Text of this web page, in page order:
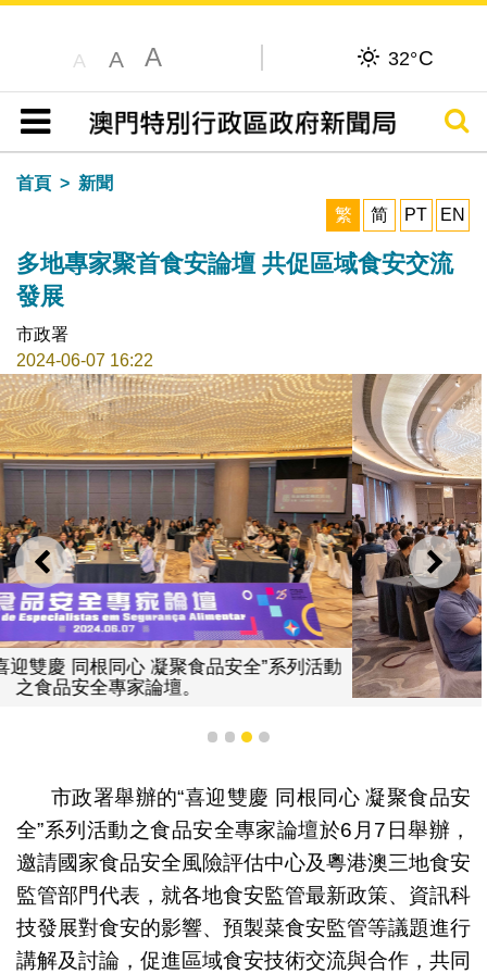
A A A 32°C
目錄
搜尋
首頁
新聞
繁
简 PT EN
多地專家聚首食安論壇 共促區域食安交流
發展
市政署
2024-06-07 16:22
上一則 下一
之食品安全專家論壇。
1 2 3 4
市政署舉辦的“喜迎雙慶 同根同心 凝聚食品安
全”系列活動之食品安全專家論壇於6月7日舉辦，
邀請國家食品安全風險評估中心及粵港澳三地食安
監管部門代表，就各地食安監管最新政策、資訊科
技發展對食安的影響、預製菜食安監管等議題進行
講解及討論，促進區域食安技術交流與合作，共同